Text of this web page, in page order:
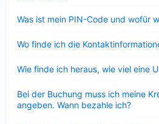
Was ist mein PIN-Code und wofür
Wo finde ich die
Wie finde ich heraus, wie viel eine
Bei der Buchung muss ich meine
angeben. Wann bezahle ich?